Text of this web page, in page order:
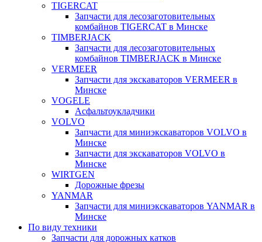
TIGERCAT
Запчасти для лесозаготовительных
комбайнов TIGERCAT в Минске
TIMBERJACK
Запчасти для лесозаготовительных
комбайнов TIMBERJACK в Минске
VERMEER
Запчасти для экскаваторов VERMEER в
Минске
VOGELE
Асфальтоукладчики
VOLVO
Запчасти для миниэкскаваторов VOLVO в
Минске
Запчасти для экскаваторов VOLVO в
Минске
WIRTGEN
Дорожные фрезы
YANMAR
Запчасти для миниэкскаваторов YANMAR в
Минске
По виду техники
Запчасти для дорожных катков